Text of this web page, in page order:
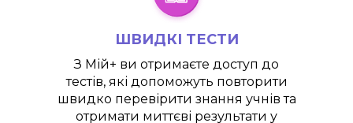
ШВИДКІ ТЕСТИ
З Мій+ ви отримаєте доступ до
тестів, які допоможуть повторити
швидко перевірити знання учнів та
отримати миттєві результати у